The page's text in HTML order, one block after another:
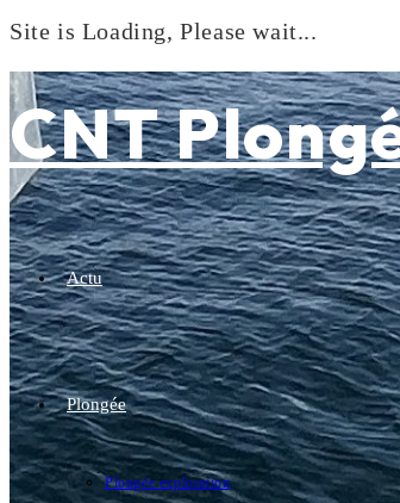
Site is Loading, Please wait...
to
content
CNT
Actu
Plongée
Plongée exploration